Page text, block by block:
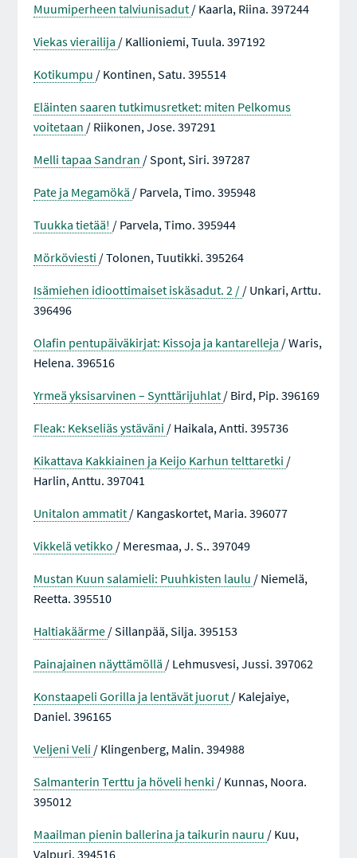
Muumiperheen talviunisadut / Kaarla, Riina. 397244
Viekas vierailija / Kallioniemi, Tuula. 397192
Kotikumpu / Kontinen, Satu. 395514
Eläinten saaren tutkimusretket: miten Pelkomus
voitetaan / Riikonen, Jose. 397291
Melli tapaa Sandran / Spont, Siri. 397287
Pate ja Megamökä / Parvela, Timo. 395948
Tuukka tietää! / Parvela, Timo. 395944
Mörköviesti / Tolonen, Tuutikki. 395264
Isämiehen idioottimaiset iskäsadut. 2 / / Unkari, Arttu.
396496
Olafin pentupäiväkirjat: Kissoja ja kantarelleja / Waris,
Helena. 396516
Yrmeä yksisarvinen – Synttärijuhlat / Bird, Pip. 396169
Fleak: Kekseliäs ystäväni / Haikala, Antti. 395736
Kikattava Kakkiainen ja Keijo Karhun telttaretki /
Harlin, Anttu. 397041
Unitalon ammatit / Kangaskortet, Maria. 396077
Vikkelä vetikko / Meresmaa, J. S.. 397049
Mustan Kuun salamieli: Puuhkisten laulu / Niemelä,
Reetta. 395510
Haltiakäärme / Sillanpää, Silja. 395153
Painajainen näyttämöllä / Lehmusvesi, Jussi. 397062
Konstaapeli Gorilla ja lentävät juorut / Kalejaiye,
Daniel. 396165
Veljeni Veli / Klingenberg, Malin. 394988
Salmanterin Terttu ja höveli henki / Kunnas, Noora.
395012
Maailman pienin ballerina ja taikurin nauru / Kuu,
Valpuri. 394516